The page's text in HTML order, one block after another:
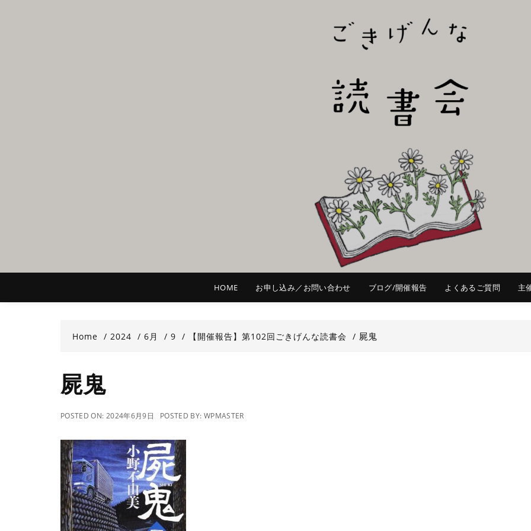
ごき
HOME お申し込み／お問い合わせ ブログ/開催報告 よくあるご質問 主
Home 2024 6月 9 【開催報告】第102回ごきげんな読書会 屍鬼
屍鬼
POSTED ON: 2024年6月9日 POSTED BY: WPMASTER